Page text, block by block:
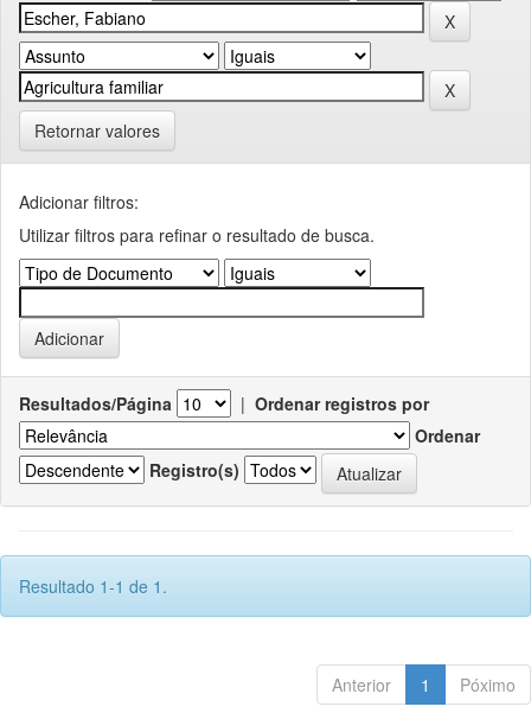
Retornar valores
Adicionar filtros:
Utilizar filtros para refinar o resultado de busca.
Resultados/Página | Ordenar registros por
Ordenar
Registro(s)
Resultado 1-1 de 1.
Anterior 1 Póximo